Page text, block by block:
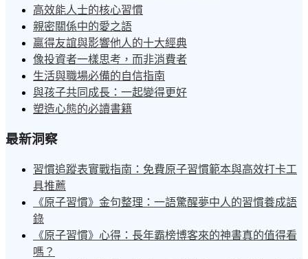
高效能人士的核心習慣
親密關係中的愛之語
贏得友誼與影響他人的十大經典
像投資者一樣思考，而非消費者
生活與職場必備的自信指南
與孩子共同成長：一起變得更好
塑造心態的必讀書籍
最新洞察
習慣追蹤表實戰指南：免費原子習慣範本與高效打卡工
具推薦
《原子習慣》金句整理：一語驚醒夢中人的習慣養成語
錄
《原子習慣》心得：長年霸榜博客來的神書真的值得看
嗎？